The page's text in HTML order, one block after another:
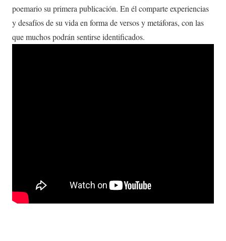
poemario su primera publicación. En él comparte experiencias
y desafíos de su vida en forma de versos y metáforas, con las
que muchos podrán sentirse identificados.